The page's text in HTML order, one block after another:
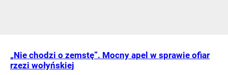
„Nie chodzi o zemstę”. Mocny apel w sprawie ofiar
rzezi wołyńskiej